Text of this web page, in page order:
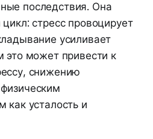
последствия. Она
стресс провоцирует
усиливает
это может привести к
снижению
как усталость и